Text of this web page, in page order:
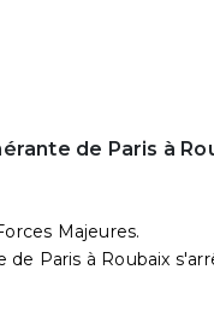
de Paris à
Majeures.
Paris à Roubaix